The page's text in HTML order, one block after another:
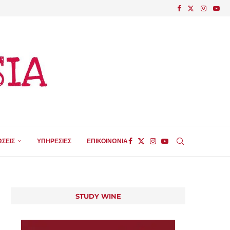
ΥΠΗΡΕΣΙΕΣ ΕΠΙΚΟΙΝΩΝΙΑ
STUDY WINE